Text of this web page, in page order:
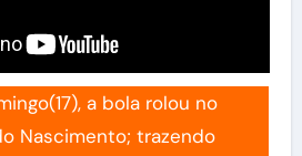
a bola rolou no
Nascimento; trazendo